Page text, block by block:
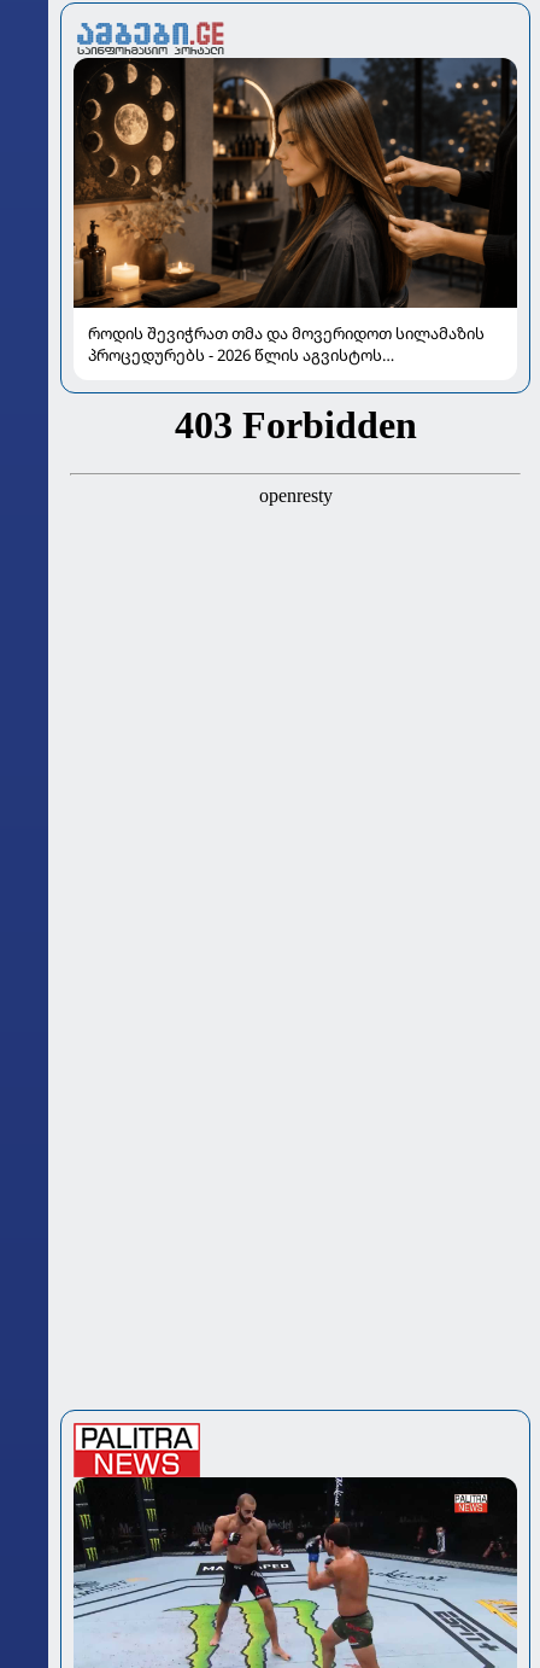
როდის შევიჭრათ თმა და მოვერიდოთ სილამაზის
პროცედურებს - 2026 წლის აგვისტოს